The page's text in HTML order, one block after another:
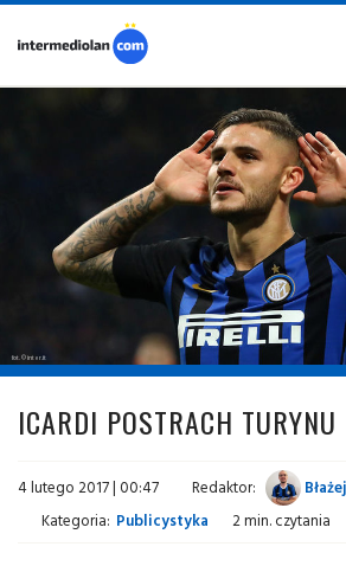
fot. © inter.it
ICARDI POSTRACH TURYNU
4 lutego 2017 | 00:47 Redaktor:
Kategoria: Publicystyka 2 min. czytania